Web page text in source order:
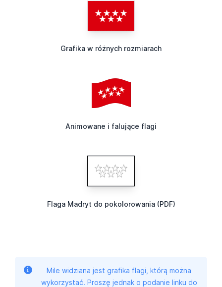
Grafika w różnych rozmiarach
Animowane i falujące flagi
Flaga Madryt do pokolorowania (PDF)
Mile widziana jest grafika flagi, którą można
wykorzystać. Proszę jednak o podanie linku do